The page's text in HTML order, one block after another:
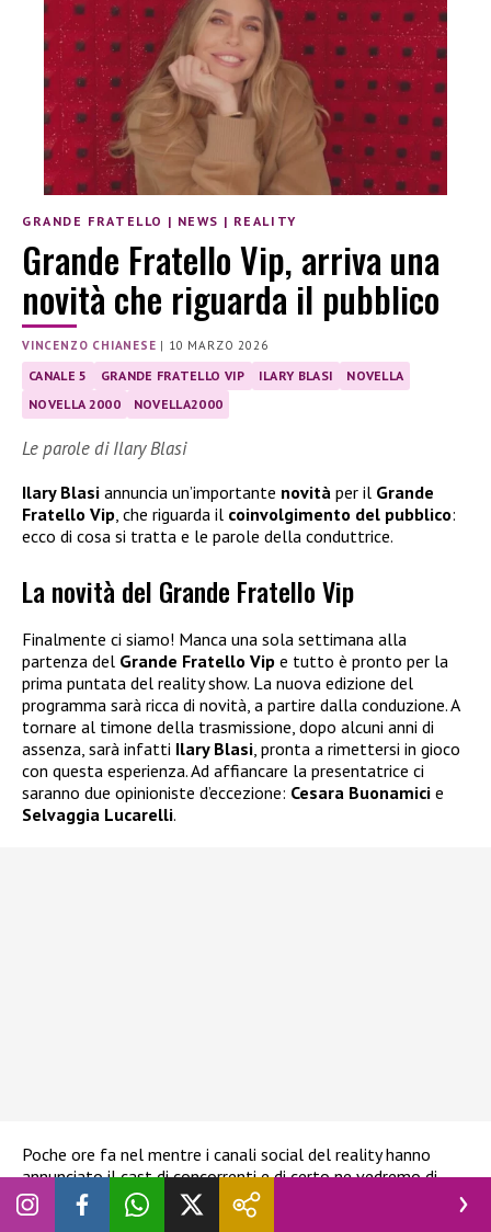
GRANDE FRATELLO | NEWS | REALITY
Grande Fratello Vip, arriva una
novità che riguarda il pubblico
VINCENZO CHIANESE | 10 MARZO 2026
CANALE 5 GRANDE FRATELLO VIP ILARY BLASI
NOVELLA
NOVELLA 2000
NOVELLA2000
Le parole di Ilary Blasi
Ilary Blasi annuncia un’importante novità per il Grande
Fratello Vip , che riguarda il coinvolgimento del pubblico:
ecco di cosa si tratta e le parole della conduttrice.
La novità del Grande Fratello Vip
Finalmente ci siamo! Manca una sola settimana alla
partenza del Grande Fratello Vip e tutto è pronto per la
prima puntata del reality show. La nuova edizione del
programma sarà ricca di novità, a partire dalla conduzione. A
tornare al timone della trasmissione, dopo alcuni anni di
assenza, sarà infatti Ilary Blasi , pronta a rimettersi in gioco
con questa esperienza. Ad affiancare la presentatrice ci
saranno due opinioniste d’eccezione: Cesara Buonamici e
Selvaggia Lucarelli.
Poche ore fa nel mentre i canali social del reality hanno
annunciato il cast di concorrenti e di certo ne vedremo di
belle. Saranno 16 i Vipponi che varcheranno la porta rossa e i
colpi di scena sono assicurati. Attualmente si parla di una